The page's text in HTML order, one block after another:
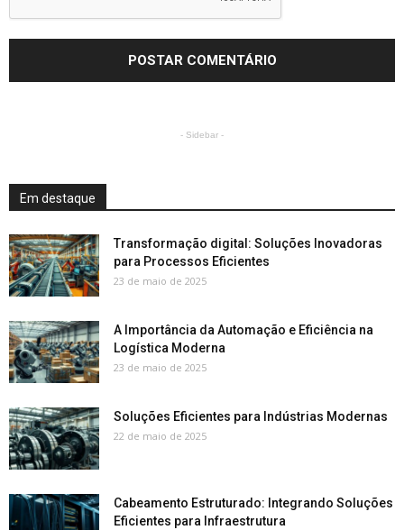
- Sidebar -
Em destaque
Transformação digital: Soluções Inovadoras
para Processos Eficientes
23 de maio de 2025
A Importância da Automação e Eficiência na
Logística Moderna
23 de maio de 2025
Soluções Eficientes para Indústrias Modernas
22 de maio de 2025
Cabeamento Estruturado: Integrando Soluções
Eficientes para Infraestrutura